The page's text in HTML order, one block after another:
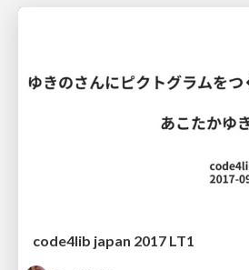
code4lib japan 2017 LT1